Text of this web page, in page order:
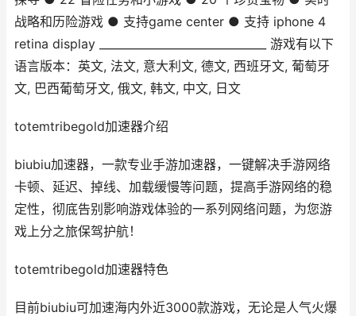
战略和历险游戏 ● 支持game center ● 支持 iphone 4
retina display ______________________________ 游戏有以下
语言版本：英文, 法文, 意大利文, 德文, 西班牙文, 葡萄牙
文, 巴西葡萄牙文, 俄文, 韩文, 中文, 日文
totemtribegold加速器介绍
biubiu加速器，一款专业手游加速器，一键解决手游网络
卡顿、延迟、掉线、加载缓慢等问题，提高手游网络的稳
定性，彻底告别影响游戏体验的一系列网络问题，为您游
戏上分之旅保驾护航！
totemtribegold加速器特色
目前biubiu可加速海内外近3000款游戏，无论是人气火爆